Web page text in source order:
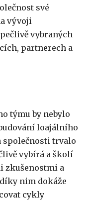
své
vývoji
vybraných
partnerech a
týmu by nebylo
loajálního
společnosti trvalo
vybírá a školí
zkušenostmi a
nim dokáže
cykly